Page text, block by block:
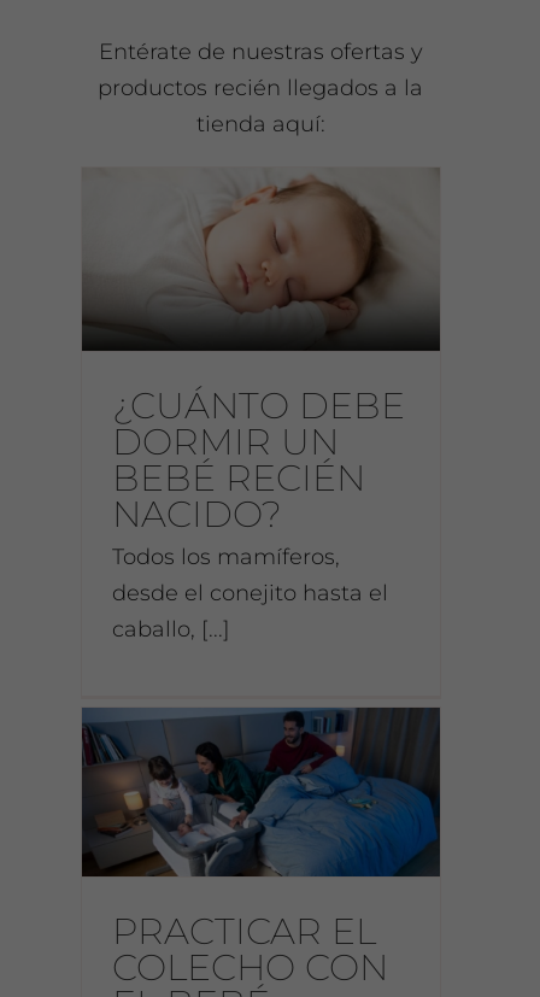
Entérate de nuestras ofertas y
productos recién llegados a la
tienda aquí:
¿CUÁNTO DEBE
DORMIR UN
BEBÉ RECIÉN
NACIDO?
Todos los mamíferos,
desde el conejito hasta el
caballo, [...]
PRACTICAR EL
COLECHO CON